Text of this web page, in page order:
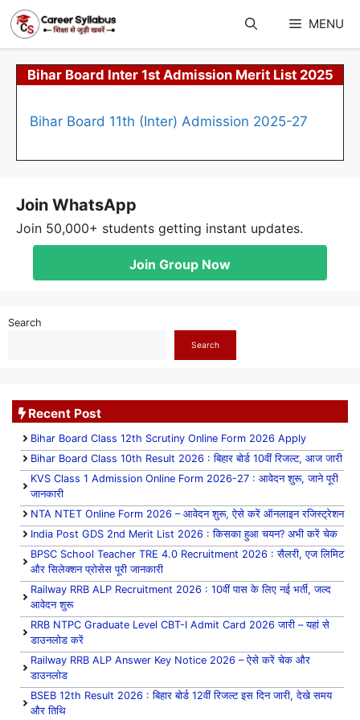
content
MENU
Bihar Board Inter 1st Admission Merit List 2025
Bihar Board 11th (Inter) Admission 2025-27
Join WhatsApp
Join 50,000+ students getting instant updates.
Join Group Now
Search
Search
Recent Post
Bihar Board Class 12th Scrutiny Online Form 2026 Apply
Bihar Board Class 10th Result 2026 : बिहार बोर्ड 10वीं रिजल्ट, आज जारी
KVS Class 1 Admission Online Form 2026-27 : आवेदन शुरू, जाने पूरी
जानकारी
NTA NTET Online Form 2026 – आवेदन शुरू, ऐसे करें ऑनलाइन रजिस्ट्रेशन
India Post GDS 2nd Merit List 2026 : किसका हुआ चयन? अभी करें चेक
BPSC School Teacher TRE 4.0 Recruitment 2026 : सैलरी, एज लिमिट
और सिलेक्शन प्रोसेस पूरी जानकारी
Railway RRB ALP Recruitment 2026 : 10वीं पास के लिए नई भर्ती, जल्द
आवेदन शुरू
RRB NTPC Graduate Level CBT-I Admit Card 2026 जारी – यहां से
डाउनलोड करें
Railway RRB ALP Answer Key Notice 2026 – ऐसे करें चेक और
डाउनलोड
BSEB 12th Result 2026 : बिहार बोर्ड 12वीं रिजल्ट इस दिन जारी, देखे समय
और तिथि